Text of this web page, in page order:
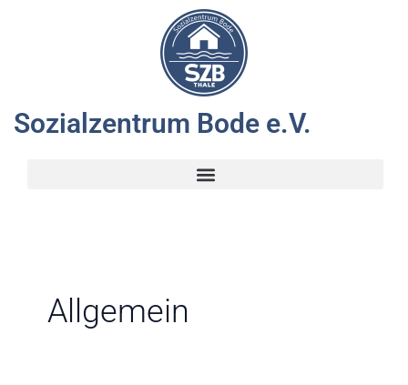
Sozialzentrum Bode e.V.
Allgemein